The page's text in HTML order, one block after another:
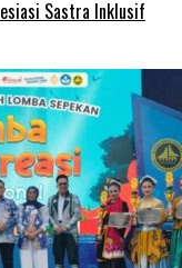
Sastra Inklusif